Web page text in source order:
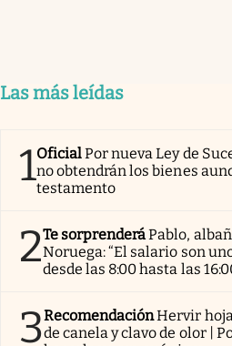
Las más leídas
1OficialPor nueva Ley de
no obtendrán los bienes
testamento
2Te sorprenderáPablo,
Noruega: “El salario son
desde las 8:00 hasta las
3RecomendaciónHervir
de canela y clavo de olor |